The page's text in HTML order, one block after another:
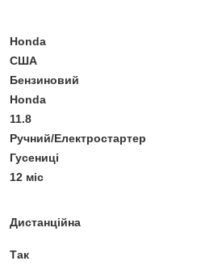
Honda
США
Бензиновий
Honda
11.8
Ручний/Електростартер
Гусениці
12 міс
Дистанційна
Так